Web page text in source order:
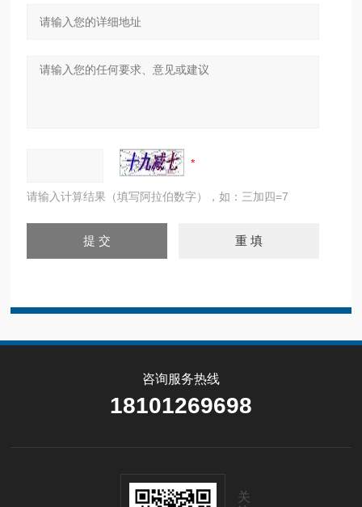
请输入计算结果（填写阿拉伯数字），如：三加四=7
咨询服务热线
18101269698
关